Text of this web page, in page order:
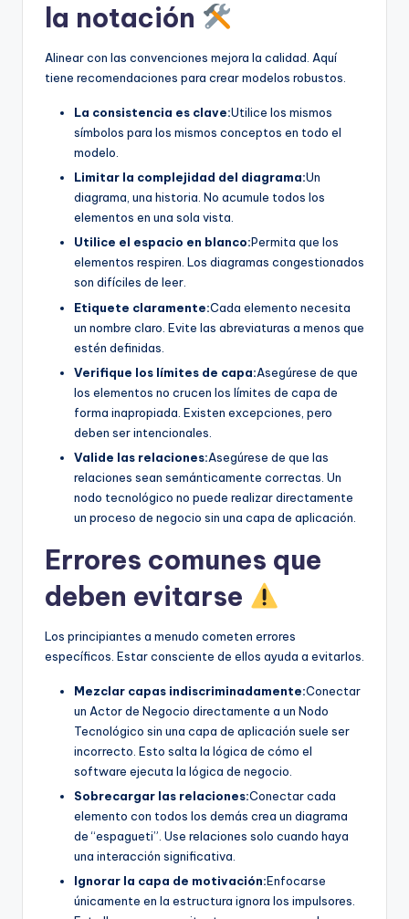
la notación
Alinear con las convenciones mejora la calidad. Aquí
tiene recomendaciones para crear modelos robustos.
La consistencia es clave:Utilice los mismos
símbolos para los mismos conceptos en todo el
modelo.
Limitar la complejidad del diagrama:Un
diagrama, una historia. No acumule todos los
elementos en una sola vista.
Utilice el espacio en blanco:Permita que los
elementos respiren. Los diagramas congestionados
son difíciles de leer.
Etiquete claramente:Cada elemento necesita
un nombre claro. Evite las abreviaturas a menos que
estén definidas.
Verifique los límites de capa:Asegúrese de que
los elementos no crucen los límites de capa de
forma inapropiada. Existen excepciones, pero
deben ser intencionales.
Valide las relaciones:Asegúrese de que las
relaciones sean semánticamente correctas. Un
nodo tecnológico no puede realizar directamente
un proceso de negocio sin una capa de aplicación.
Errores comunes que
deben evitarse
Los principiantes a menudo cometen errores
específicos. Estar consciente de ellos ayuda a evitarlos.
Mezclar capas indiscriminadamente:Conectar
un Actor de Negocio directamente a un Nodo
Tecnológico sin una capa de aplicación suele ser
incorrecto. Esto salta la lógica de cómo el
software ejecuta la lógica de negocio.
Sobrecargar las relaciones:Conectar cada
elemento con todos los demás crea un diagrama
de “espagueti”. Use relaciones solo cuando haya
una interacción significativa.
Ignorar la capa de motivación:Enfocarse
únicamente en la estructura ignora los impulsores.